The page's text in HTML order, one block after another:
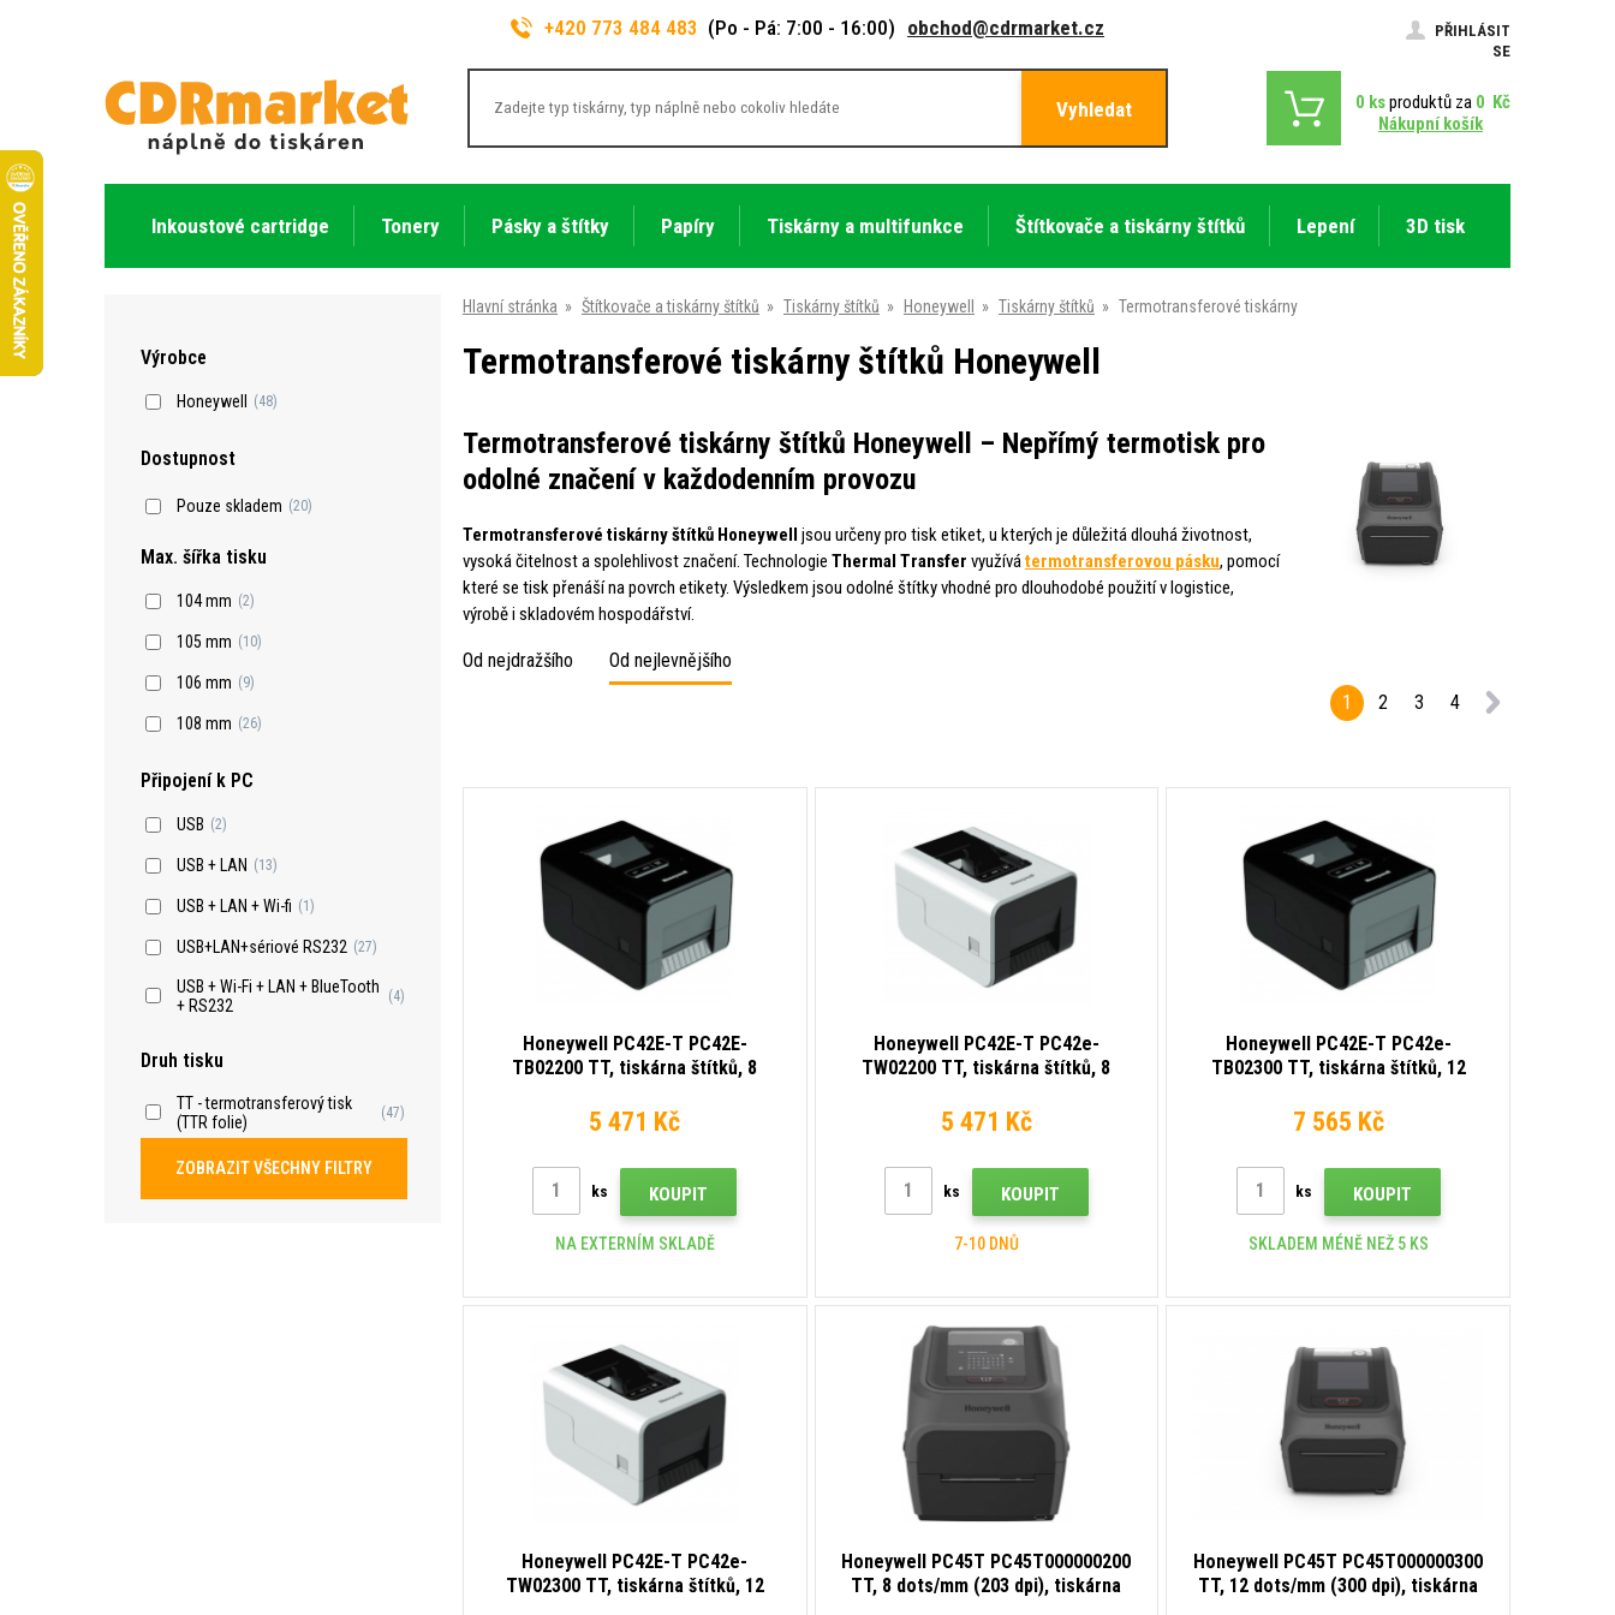
+420 773 484 483 (Po - Pá: 7:00 - 16:00) obchod@cdrmarket.cz
PŘIHLÁSIT
SE
Vyhledat 0 ksproduktů za 0 Kč
Nákupní košík
Inkoustové cartridge Tonery Pásky a štítky Papíry Tiskárny a multifunkce Štítkovače a tiskárny štítků Lepení 3D tisk
Výrobce
Honeywell (48)
Dostupnost
Pouze skladem (20)
Max. šířka tisku
104 mm (2)
105 mm (10)
106 mm (9)
108 mm (26)
Připojení k PC
USB (2)
USB + LAN (13)
USB + LAN + Wi-fi (1)
USB+LAN+sériové RS232 (27)
USB + Wi-Fi + LAN + BlueTooth
+ RS232
(4)
Druh tisku
TT - termotransferový tisk
(TTR folie)
(47)
ZOBRAZIT VŠECHNY FILTRY
Hlavní stránka » Štítkovače a tiskárny štítků » Tiskárny štítků » Honeywell » Tiskárny štítků » Termotransferové tiskárny
Termotransferové tiskárny štítků Honeywell
Termotransferové tiskárny štítků Honeywell – Nepřímý termotisk pro
odolné značení v každodenním provozu
Termotransferové tiskárny štítků Honeywell jsou určeny pro tisk etiket, u kterých je důležitá dlouhá životnost,
vysoká čitelnost a spolehlivost značení. Technologie Thermal Transfer využívá termotransferovou pásku, pomocí
které se tisk přenáší na povrch etikety. Výsledkem jsou odolné štítky vhodné pro dlouhodobé použití v logistice,
výrobě i skladovém hospodářství.
Od nejdražšího
Od nejlevnějšího
1
2 3 4
Honeywell PC42E-T PC42E-
TB02200 TT, tiskárna štítků, 8
black
5 471 Kč
ks KOUPIT
NA EXTERNÍM SKLADĚ
Honeywell PC42E-T PC42e-
TW02200 TT, tiskárna štítků, 8
white
5 471 Kč
ks KOUPIT
7-10 DNŮ
Honeywell PC42E-T PC42e-
TB02300 TT, tiskárna štítků, 12
black
7 565 Kč
ks KOUPIT
SKLADEM MÉNĚ NEŽ 5 KS
Honeywell PC42E-T PC42e-
TW02300 TT, tiskárna štítků, 12
Honeywell PC45T PC45T000000200
TT, 8 dots/mm (203 dpi), tiskárna
Honeywell PC45T PC45T000000300
TT, 12 dots/mm (300 dpi), tiskárna